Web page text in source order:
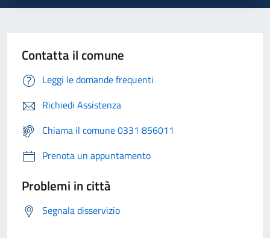
Contatta il comune
Leggi le domande frequenti
Richiedi Assistenza
Chiama il comune 0331 856011
Prenota un appuntamento
Problemi in città
Segnala disservizio